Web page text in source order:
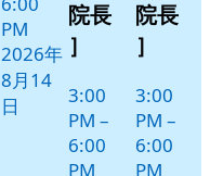
PM
2026年
8月14
日
院長
］
3:00
PM –
6:00
PM
院長
］
3:00
PM –
6:00
PM